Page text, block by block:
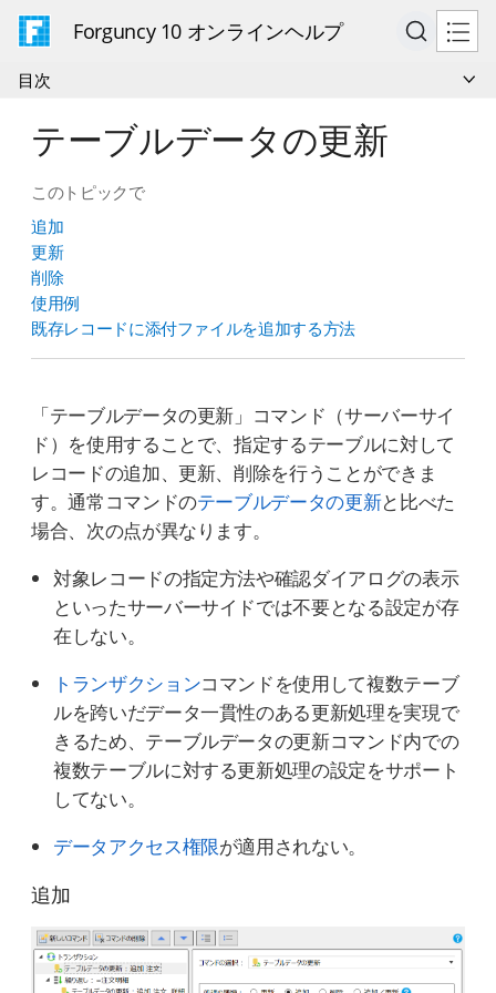
Forguncy 10 オンラインヘルプ
目次
テーブルデータの更新
このトピックで
追加
更新
削除
使用例
既存レコードに添付ファイルを追加する方法
「テーブルデータの更新」コマンド（サーバーサイ
ド）を使用することで、指定するテーブルに対して
レコードの追加、更新、削除を行うことができま
す。通常コマンドのテーブルデータの更新と比べた
場合、次の点が異なります。
対象レコードの指定方法や確認ダイアログの表示
といったサーバーサイドでは不要となる設定が存
在しない。
トランザクションコマンドを使用して複数テーブ
ルを跨いだデータ一貫性のある更新処理を実現で
きるため、テーブルデータの更新コマンド内での
複数テーブルに対する更新処理の設定をサポート
してない。
データアクセス権限が適用されない。
追加